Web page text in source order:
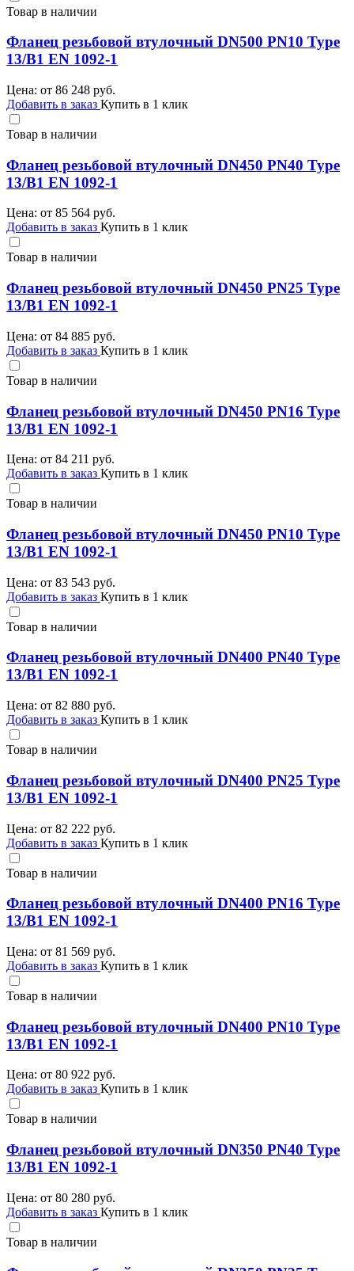
Товар в наличии
Фланец резьбовой втулочный DN500 PN10 Type
13/B1 EN 1092-1
Цена: от 86 248 руб.
Добавить в заказ Купить в 1 клик
Товар в наличии
Фланец резьбовой втулочный DN450 PN40 Type
13/B1 EN 1092-1
Цена: от 85 564 руб.
Добавить в заказ Купить в 1 клик
Товар в наличии
Фланец резьбовой втулочный DN450 PN25 Type
13/B1 EN 1092-1
Цена: от 84 885 руб.
Добавить в заказ Купить в 1 клик
Товар в наличии
Фланец резьбовой втулочный DN450 PN16 Type
13/B1 EN 1092-1
Цена: от 84 211 руб.
Добавить в заказ Купить в 1 клик
Товар в наличии
Фланец резьбовой втулочный DN450 PN10 Type
13/B1 EN 1092-1
Цена: от 83 543 руб.
Добавить в заказ Купить в 1 клик
Товар в наличии
Фланец резьбовой втулочный DN400 PN40 Type
13/B1 EN 1092-1
Цена: от 82 880 руб.
Добавить в заказ Купить в 1 клик
Товар в наличии
Фланец резьбовой втулочный DN400 PN25 Type
13/B1 EN 1092-1
Цена: от 82 222 руб.
Добавить в заказ Купить в 1 клик
Товар в наличии
Фланец резьбовой втулочный DN400 PN16 Type
13/B1 EN 1092-1
Цена: от 81 569 руб.
Добавить в заказ Купить в 1 клик
Товар в наличии
Фланец резьбовой втулочный DN400 PN10 Type
13/B1 EN 1092-1
Цена: от 80 922 руб.
Добавить в заказ Купить в 1 клик
Товар в наличии
Фланец резьбовой втулочный DN350 PN40 Type
13/B1 EN 1092-1
Цена: от 80 280 руб.
Добавить в заказ Купить в 1 клик
Товар в наличии